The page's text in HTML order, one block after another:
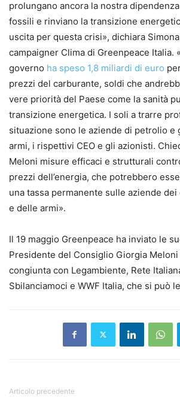
prolungano ancora la nostra
fossili e rinviano la transizione
uscita per questa crisi», dichiara
campaigner Clima di Greenpeace Italia.
governo ha speso 1,8 miliardi di euro
prezzi del carburante, soldi che
vere priorità del Paese come la sanità
transizione energetica. I soli a trarre
situazione sono le aziende di petrolio e
armi, i rispettivi CEO e gli azionisti.
Meloni misure efficaci e strutturali
prezzi dell’energia, che potrebbero
una tassa permanente sulle aziende
e delle armi».
Il 19 maggio Greenpeace ha inviato le
Presidente del Consiglio Giorgia
congiunta con Legambiente, Rete
Sbilanciamoci e WWF Italia, che si può
Articolo precedente